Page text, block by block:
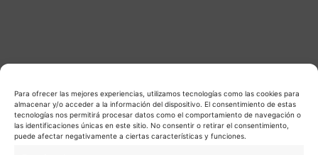
Para ofrecer las mejores experiencias, utilizamos tecnologías como las cookies para
almacenar y/o acceder a la información del dispositivo. El consentimiento de estas
tecnologías nos permitirá procesar datos como el comportamiento de navegación o
las identificaciones únicas en este sitio. No consentir o retirar el consentimiento,
puede afectar negativamente a ciertas características y funciones.